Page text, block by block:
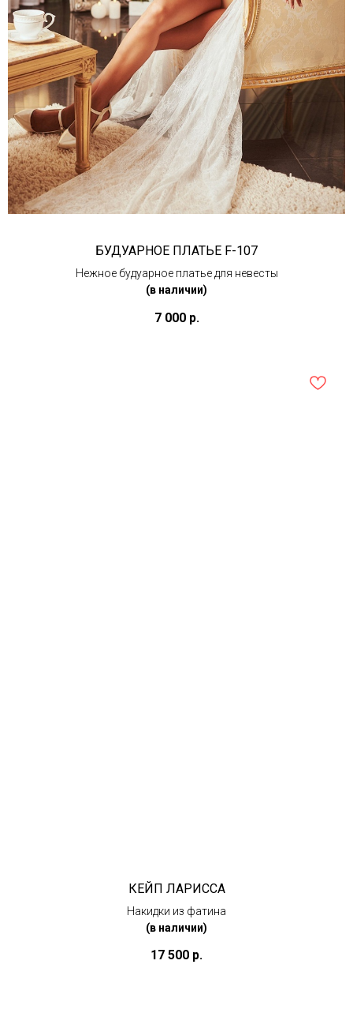
БУДУАРНОЕ ПЛАТЬЕ F-107
Нежное будуарное платье для невесты
(в наличии)
7 000 р.
КЕЙП ЛАРИССА
Накидки из фатина
(в наличии)
17 500 р.